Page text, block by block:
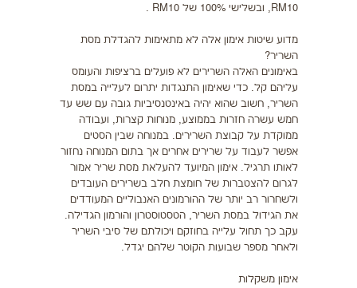
RM10, ובשלישי 100% של RM10 .
מדוע שיטות אימון אלה לא מתאימות להגדלת מסת
השריר?
באימונים האלה השרירים לא פועלים ברציפות והעומס
עליהם קל. כדי שאימון התנגדות יתרום לעלייה במסת
השריר, חשוב שהוא יהיה באינטנסיביות גובה עם שש עד
חמש עשרה חזרות בממוצע, מנוחות קצרות, ועבודה
ממוקדת על קבוצת השרירים. במנוחה שבין הסטים
אפשר לעבוד על שרירים אחרים אך בתום המנוחה נחזור
לאותו תרגיל. אימון המיועד להעלאת מסת שריר אמור
לגרום להצטברות של חומצת חלב בשרירים העובדים
ולשחרור רב יותר של ההורמונים האנבוליים המעודדים
את הגידול במסת השריר, הטסטוסטרון והורמון הגדילה.
עקב כך תחול עלייה בחוזקם ויכולתם של סיבי השריר
ולאחר מספר שבועות הקוטר שלהם יגדל.
אימון משקלות